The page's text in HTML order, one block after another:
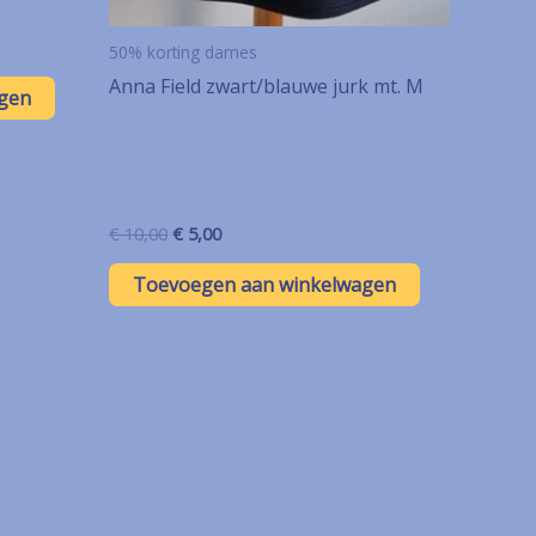
50% korting dames
Anna Field zwart/blauwe jurk mt. M
€10,00 Oorspronkelijke
was:
€ 10,00.
€ 5,00Huidige
is:
€ 5,00.
Toevoegen aan winkelwagen